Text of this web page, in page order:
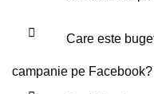
Care este
campanie pe Facebook?